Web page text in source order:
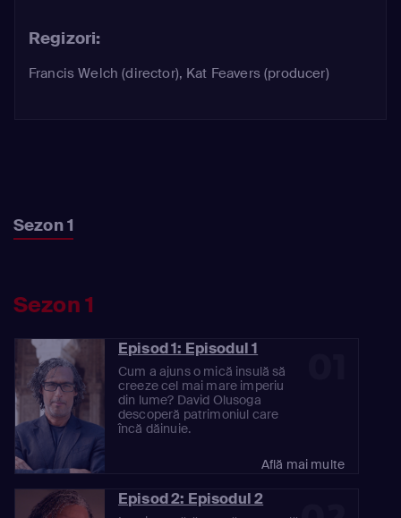
Regizori:
Francis Welch (director), Kat Feavers (producer)
Sezon 1
Sezon 1
Episod 1: Episodul 1
Cum a ajuns o mică insulă să
creeze cel mai mare imperiu
din lume? David Olusoga
descoperă patrimoniul care
încă dăinuie.
Află mai multe
Episod 2: Episodul 2